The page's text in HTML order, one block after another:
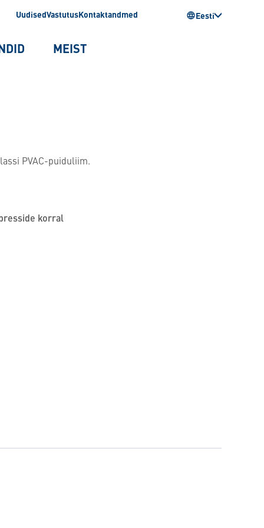
UudisedVastutusKontaktandmed Eesti
MEIST
PVAC-puiduliim.
korral